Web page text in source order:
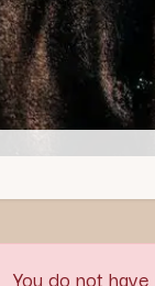
You do not